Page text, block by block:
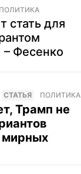
ПОЛИТИКА
стать для
– Фесенко
CТАТЬЯ ПОЛИТИКА
Трамп не